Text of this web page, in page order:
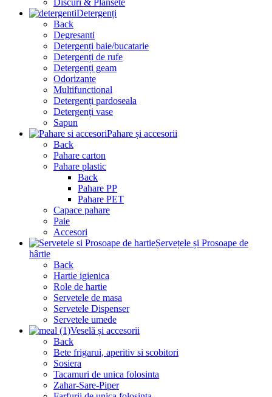
Discuri & Plansete
Detergenți
Back
Degresanti
Detergenți baie/bucatarie
Detergenți de rufe
Detergenți geam
Odorizante
Multifunctional
Detergenți pardoseala
Detergenți vase
Sapun
Pahare și accesorii
Back
Pahare carton
Pahare plastic
Back
Pahare PP
Pahare PET
Capace pahare
Paie
Accesori
Șervețele și Prosoape de
hârtie
Back
Hartie igienica
Role de hartie
Servetele de masa
Servetele Dispenser
Servetele umede
Veselă și accesorii
Back
Bete frigarui, aperitiv si scobitori
Sosiera
Tacamuri de unica folosinta
Zahar-Sare-Piper